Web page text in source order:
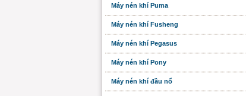
Máy nén khí Puma
Máy nén khí Fusheng
Máy nén khí Pegasus
Máy nén khí Pony
Máy nén khí đầu nổ